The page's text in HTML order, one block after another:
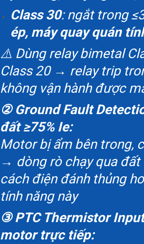
Class 30: ngắt trong
ép, máy quay quán
⚠️ Dùng relay bimetal
Class 20 → relay trip
không vận hành được
② Ground Fault
đất ≥75% Ie:
Motor bị ẩm bên trong,
→ dòng rò chạy qua
cách điện đánh thủng
tính năng này
③ PTC Thermistor
motor trực tiếp: